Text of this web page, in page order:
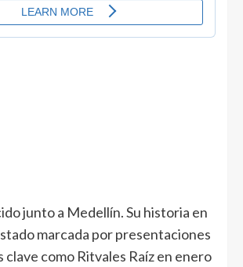
junto a Medellín. Su historia en
marcada por presentaciones
clave como Ritvales Raíz en enero